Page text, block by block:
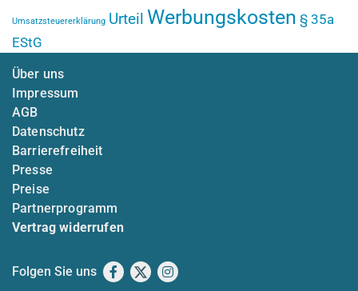
Umsatzsteuererklärung Urteil Werbungskosten § 35a
EStG
Über uns
Impressum
AGB
Datenschutz
Barrierefreiheit
Presse
Preise
Partnerprogramm
Vertrag widerrufen
Folgen Sie uns Facebook
X Instagram